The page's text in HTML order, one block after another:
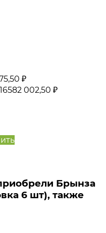
₽
2 002,50 ₽
Брынза
6 шт), также